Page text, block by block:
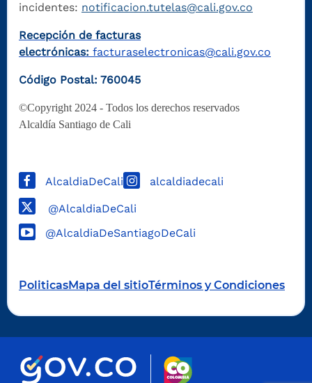
incidentes: notificacion.tutelas@cali.gov.co
Recepción de facturas
electrónicas: facturaselectronicas@cali.gov.co
Código Postal: 760045
©Copyright 2024 - Todos los derechos reservados
Alcaldía Santiago de Cali
AlcaldiaDeCali alcaldiadecali
@AlcaldiaDeCali
@AlcaldiaDeSantiagoDeCali
PoliticasMapa del sitioTérminos y Condiciones